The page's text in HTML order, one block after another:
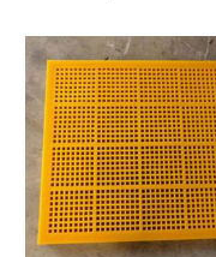
оборудование
непрерывной
загрузки